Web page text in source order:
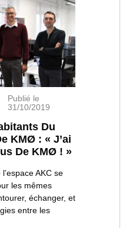
Publié le
31/10/2019
Du
KMØ : « J’ai
De KMØ ! »
AKC se
les mêmes
échanger, et
entre les